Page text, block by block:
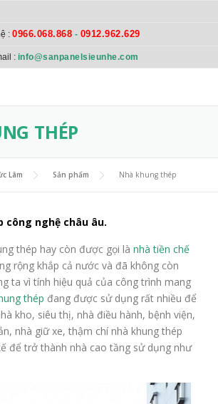
:0966.068.868 - 0912.962.629
: info@sanpanelsieunhe.com
THÉP
Lâm > Sản phẩm > Nhà khung thép
công nghệ châu âu.
thép hay còn được gọi là nhà tiền chế
rộng khắp cả nước và đã không còn
ta vì tính hiệu quả của công trình mang
thép đang được sử dụng rất nhiều để
kho, siêu thị, nhà điều hành, bệnh viện,
nhà giữ xe, thậm chí nhà khung thép
để trở thành nhà cao tầng sử dụng như